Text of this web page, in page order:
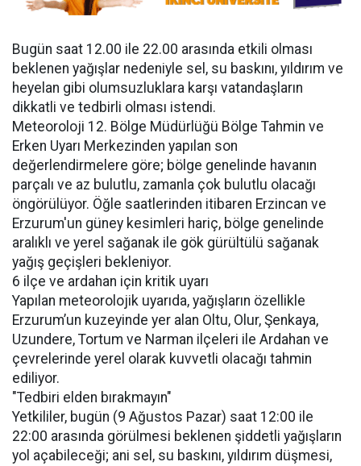
Bugün saat 12.00 ile 22.00 arasında etkili olması
beklenen yağışlar nedeniyle sel, su baskını, yıldırım ve
heyelan gibi olumsuzluklara karşı vatandaşların
dikkatli ve tedbirli olması istendi.
Meteoroloji 12. Bölge Müdürlüğü Bölge Tahmin ve
Erken Uyarı Merkezinden yapılan son
değerlendirmelere göre; bölge genelinde havanın
parçalı ve az bulutlu, zamanla çok bulutlu olacağı
öngörülüyor. Öğle saatlerinden itibaren Erzincan ve
Erzurum'un güney kesimleri hariç, bölge genelinde
aralıklı ve yerel sağanak ile gök gürültülü sağanak
yağış geçişleri bekleniyor.
6 ilçe ve ardahan için kritik uyarı
Yapılan meteorolojik uyarıda, yağışların özellikle
Erzurum’un kuzeyinde yer alan Oltu, Olur, Şenkaya,
Uzundere, Tortum ve Narman ilçeleri ile Ardahan ve
çevrelerinde yerel olarak kuvvetli olacağı tahmin
ediliyor.
"Tedbiri elden bırakmayın"
Yetkililer, bugün (9 Ağustos Pazar) saat 12:00 ile
22:00 arasında görülmesi beklenen şiddetli yağışların
yol açabileceği; ani sel, su baskını, yıldırım düşmesi,